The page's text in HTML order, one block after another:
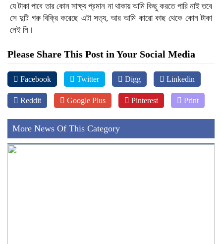
যে টাকা পাবে তার কোন সাক্ষ্য প্রমান না থাকায় আমি কিছু করতে পারি নাই তবে
সে দুটি গরু বিক্রি করেছে এটা সত্য, আর আমি কারো কাছ থেকে কোন টাকা
নেই নি।
Please Share This Post in Your Social Media
Facebook Twitter Digg Linkedin
Reddit Google Plus Pinterest Print
More News Of This Category